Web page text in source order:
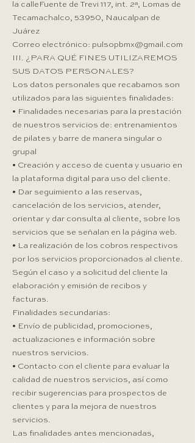
la calleFuente de Trevi 117, int. 2ª, Lomas de
Tecamachalco, 53950, Naucalpan de
Juárez
Correo electrónico: pulsopbmx@gmail.com
III. ¿PARA QUÉ FINES UTILIZAREMOS
SUS DATOS PERSONALES?
Los datos personales que recabamos son
utilizados para las siguientes finalidades:
• Finalidades necesarias para la prestación
de nuestros servicios de: entrenamientos
de pilates y barre de manera singular o
grupal
• Creación y acceso de cuenta y usuario en
la plataforma digital para uso del cliente.
• Dar seguimiento a las reservas,
cancelación de los servicios, atender,
orientar y dar consulta al cliente, sobre los
servicios que se señalan en la página web.
• La realización de los cobros respectivos
por los servicios proporcionados al cliente.
Según el caso y a solicitud del cliente la
elaboración y emisión de recibos y
facturas.
Finalidades secundarias:
• Envío de publicidad, promociones,
actualizaciones e información sobre
nuestros servicios.
• Contacto con el cliente para evaluar la
calidad de nuestros servicios, así como
recibir sugerencias para prospectos de
clientes y para la mejora de nuestros
servicios.
Las finalidades antes mencionadas,